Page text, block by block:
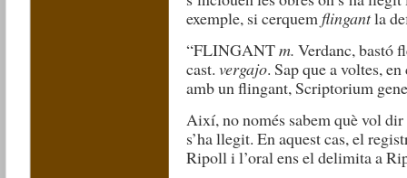
exemple, si cerquemflingantla
“FLINGANTm. Verdanc, bastó
cast.vergajo. Sap que a voltes,
amb un flingant, Scriptorium
Així, no només sabem què vol
s’ha llegit. En aquest cas, el
Ripoll i l’oral ens el delimita a